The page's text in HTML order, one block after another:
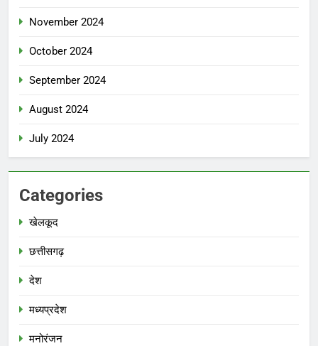
November 2024
October 2024
September 2024
August 2024
July 2024
Categories
खेलकूद
छत्तीसगढ़
देश
मध्‍यप्रदेश
मनोरंजन